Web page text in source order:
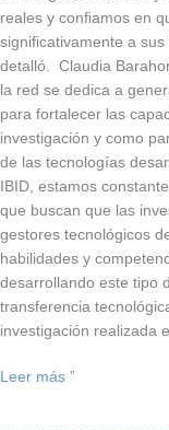
reales y confiamos en
significativamente a sus
detalló. Claudia
la red se dedica a
para fortalecer las
investigación y como
de las tecnologías
IBID, estamos
que buscan que las
gestores tecnológicos
habilidades y
desarrollando este tipo
transferencia
investigación realizada
Leer más ”